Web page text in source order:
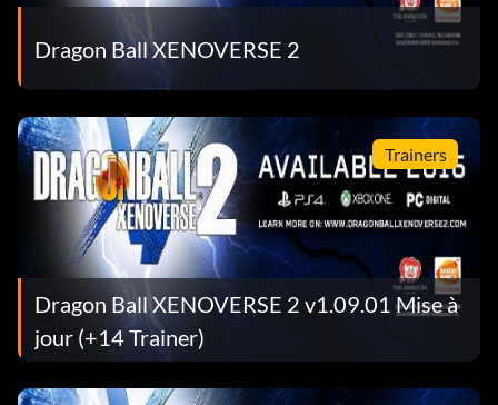
Dragon Ball XENOVERSE 2
Trainers
Dragon Ball XENOVERSE 2 v1.09.01 Mise à
jour (+14 Trainer)